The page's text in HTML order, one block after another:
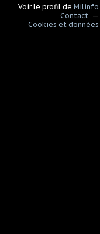
Voir le profil deMilinfo
Contact
Cookies et